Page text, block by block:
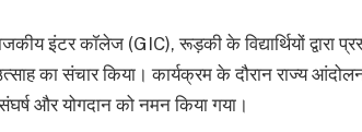
इंटर कॉलेज (GIC), रूड़की के विद्यार्थियों द्वारा
का संचार किया। कार्यक्रम के दौरान राज्य
और योगदान को नमन किया गया।